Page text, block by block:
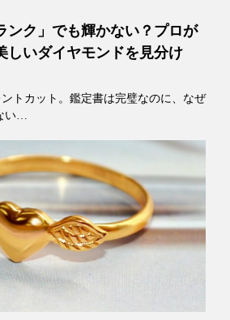
ンク」でも輝かない？プロが
しいダイヤモンドを見分け
ントカット。鑑定書は完璧なのに、なぜ
い…